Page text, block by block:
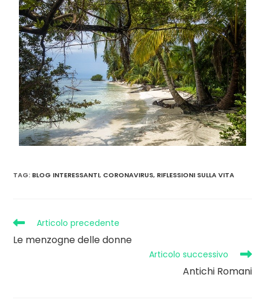
TAG: BLOG INTERESSANTI, CORONAVIRUS, RIFLESSIONI SULLA VITA
Articolo precedente
Le menzogne delle donne
Articolo successivo
Antichi Romani